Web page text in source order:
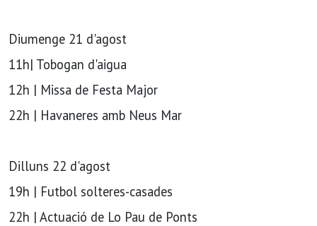
Diumenge 21 d'agost
11h| Tobogan d'aigua
12h | Missa de Festa Major
22h | Havaneres amb Neus Mar
Dilluns 22 d'agost
19h | Futbol solteres-casades
22h | Actuació de Lo Pau de Ponts